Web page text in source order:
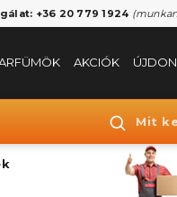
+36 20 779 1924
AKCIÓK
Mit